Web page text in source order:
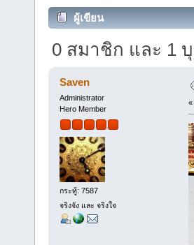
ผู้เขียน
หัวข้อ:
0 สมาชิก และ 1
Saven
Administrator
Hero Member
กระทู้: 7587
จริงจัง และ จริงใจ
«